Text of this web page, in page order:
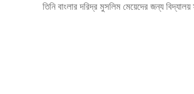
তিনি বাংলার দরিদ্র মুসলিম মেয়েদের জন্য